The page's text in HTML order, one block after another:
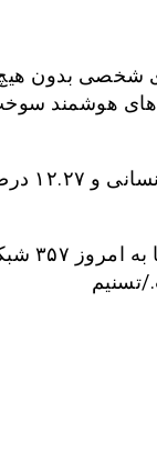
شخصی بدون
هوشمند
۳۱.۶ درصد
رئیس